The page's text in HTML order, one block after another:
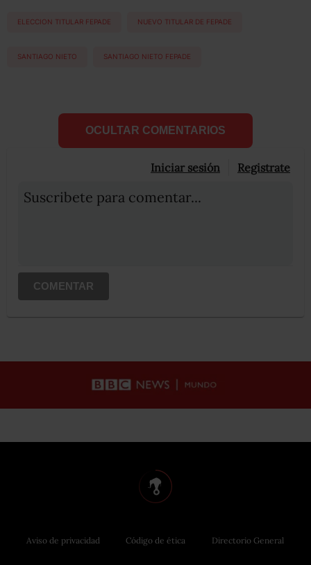
ELECCION TITULAR FEPADE NUEVO TITULAR DE FEPADE
SANTIAGO NIETO SANTIAGO NIETO FEPADE
OCULTAR COMENTARIOS
Iniciar sesión Registrate
Suscribete para comentar...
COMENTAR
Aviso de privacidad Código de ética Directorio General